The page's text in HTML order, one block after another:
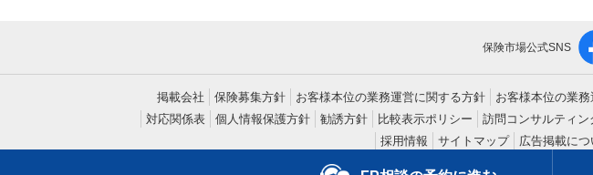
保険市場公式SNS
掲載会社 保険募集方針 お客様本位の業務運営に関する方針 お客様本位の業
対応関係表
個人情報保護方針 勧誘方針 比較表示ポリシー 訪問コンサルティン
採用情報
サイトマップ 広告掲載につ